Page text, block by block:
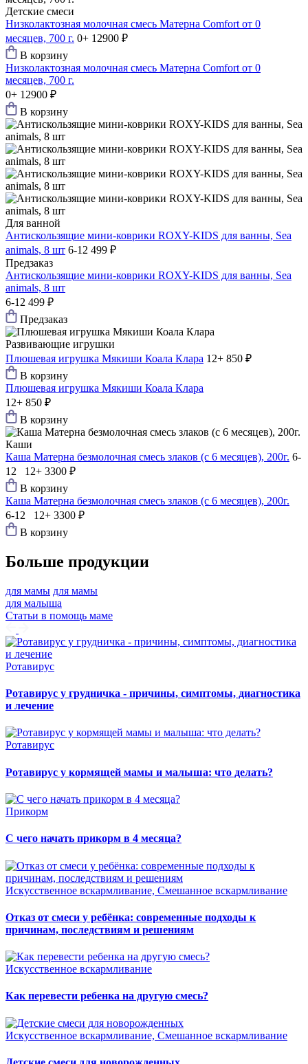
Детские смеси
Низколактозная молочная смесь Матерна Comfort от 0
месяцев, 700 г. 0+ 12900 ₽
В корзину
Низколактозная молочная смесь Матерна Comfort от 0
месяцев, 700 г.
0+ 12900 ₽
В корзину
Для ванной
Антискользящие мини-коврики ROXY-KIDS для ванны, Sea
animals, 8 шт 6-12 499 ₽
Предзаказ
Антискользящие мини-коврики ROXY-KIDS для ванны, Sea
animals, 8 шт
6-12 499 ₽
Предзаказ
Развивающие игрушки
Плюшевая игрушка Мякиши Коала Клара 12+ 850 ₽
В корзину
Плюшевая игрушка Мякиши Коала Клара
12+ 850 ₽
В корзину
Каши
Каша Матерна безмолочная смесь злаков (с 6 месяцев), 200г. 6-
12 12+ 3300 ₽
В корзину
Каша Матерна безмолочная смесь злаков (с 6 месяцев), 200г.
6-12 12+ 3300 ₽
В корзину
Больше продукции
для мамы для мамы
для малыша
Статьи в помощь маме
Ротавирус
Ротавирус у грудничка - причины, симптомы, диагностика
и лечение
Ротавирус
Ротавирус у кормящей мамы и малыша: что делать?
Прикорм
С чего начать прикорм в 4 месяца?
Искусственное вскармливание, Смешанное вскармливание
Отказ от смеси у ребёнка: современные подходы к
причинам, последствиям и решениям
Искусственное вскармливание
Как перевести ребенка на другую смесь?
Искусственное вскармливание, Смешанное вскармливание